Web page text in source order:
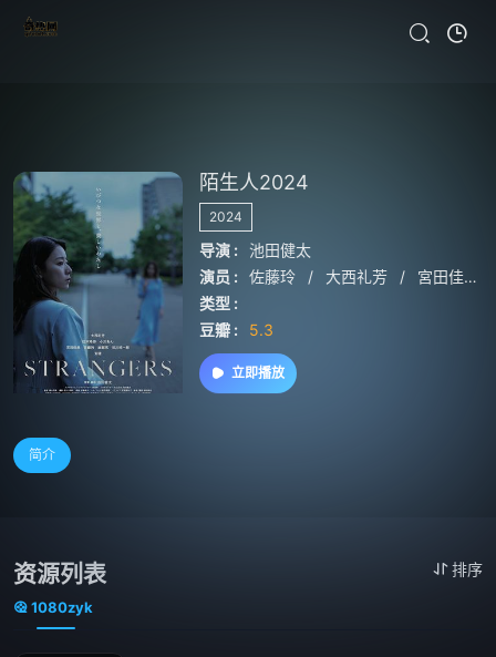
陌生人2024
2024
导演 :
池田健太
演员 :
佐藤玲 / 大西礼芳 / 宮田佳典
类型 :
豆瓣 :
5.3
立即播放
简介
资源列表 排序
1080zyk